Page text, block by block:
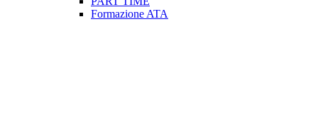
Formazione ATA